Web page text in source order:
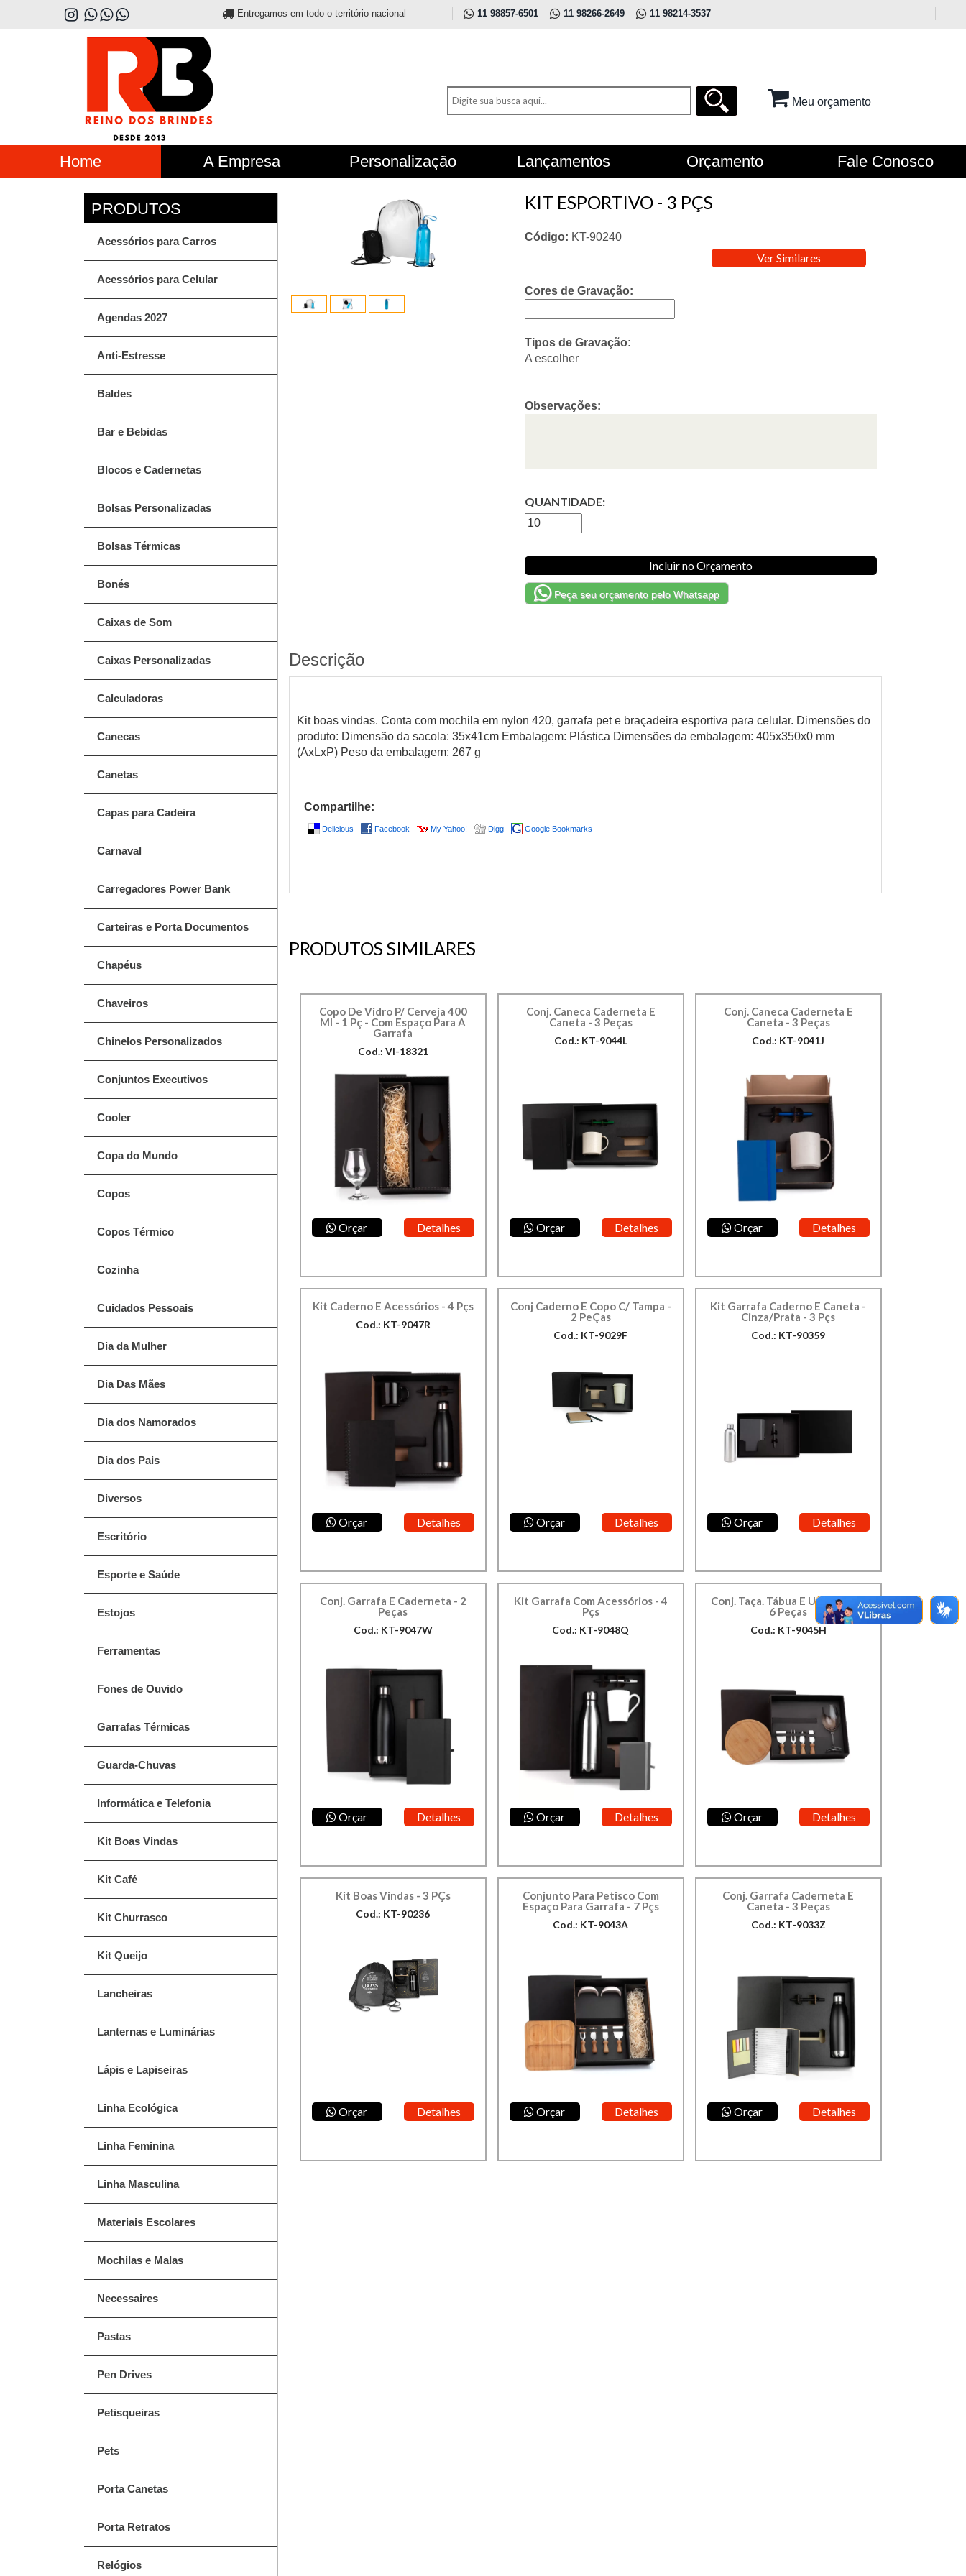
Entregamos em todo o território nacional 11 98857-6501 11 98266-2649 11 98214-3537
Meu orçamento
Home A Empresa Personalização Lançamentos Orçamento Fale Conosco
Acessórios para Carros
Acessórios para Celular
Agendas 2027
Anti-Estresse
Baldes
Bar e Bebidas
Blocos e Cadernetas
Bolsas Personalizadas
Bolsas Térmicas
Bonés
Caixas de Som
Caixas Personalizadas
Calculadoras
Canecas
Canetas
Capas para Cadeira
Carnaval
Carregadores Power Bank
Carteiras e Porta Documentos
Chapéus
Chaveiros
Chinelos Personalizados
Conjuntos Executivos
Cooler
Copa do Mundo
Copos
Copos Térmico
Cozinha
Cuidados Pessoais
Dia da Mulher
Dia Das Mães
Dia dos Namorados
Dia dos Pais
Diversos
Escritório
Esporte e Saúde
Estojos
Ferramentas
Fones de Ouvido
Garrafas Térmicas
Guarda-Chuvas
Informática e Telefonia
Kit Boas Vindas
Kit Café
Kit Churrasco
Kit Queijo
Lancheiras
Lanternas e Luminárias
Lápis e Lapiseiras
Linha Ecológica
Linha Feminina
Linha Masculina
Materiais Escolares
Mochilas e Malas
Necessaires
Pastas
Pen Drives
Petisqueiras
Pets
Porta Canetas
Porta Retratos
Relógios
KIT ESPORTIVO - 3 PÇS
Código: KT-90240
Ver Similares
Cores de Gravação:
Tipos de Gravação:
A escolher
Observações:
QUANTIDADE:
Incluir no Orçamento
Peça seu orçamento pelo Whatsapp
Descrição
Kit boas vindas. Conta com mochila em nylon 420, garrafa pet e braçadeira esportiva para celular. Dimensões do
produto: Dimensão da sacola: 35x41cm Embalagem: Plástica Dimensões da embalagem: 405x350x0 mm
(AxLxP) Peso da embalagem: 267 g
Compartilhe:
Delicious Facebook My Yahoo! Digg Google Bookmarks
PRODUTOS SIMILARES
Copo De Vidro P/ Cerveja 400
Ml - 1 Pç - Com Espaço Para A
Garrafa
Cod.: VI-18321
Orçar Detalhes
Conj. Caneca Caderneta E
Caneta - 3 Peças
Cod.: KT-9044L
Orçar Detalhes
Conj. Caneca Caderneta E
Caneta - 3 Peças
Cod.: KT-9041J
Orçar Detalhes
Kit Caderno E Acessórios - 4 Pçs
Cod.: KT-9047R
Orçar Detalhes
Conj Caderno E Copo C/ Tampa -
2 PeÇas
Cod.: KT-9029F
Orçar Detalhes
Kit Garrafa Caderno E Caneta -
Cinza/Prata - 3 Pçs
Cod.: KT-90359
Orçar Detalhes
Conj. Garrafa E Caderneta - 2
Peças
Cod.: KT-9047W
Orçar Detalhes
Kit Garrafa Com Acessórios - 4
Pçs
Cod.: KT-9048Q
Orçar Detalhes
Conj. Taça. Tábua E Utensilios -
6 Peças
Cod.: KT-9045H
Orçar Detalhes
Kit Boas Vindas - 3 PÇs
Cod.: KT-90236
Orçar Detalhes
Conjunto Para Petisco Com
Espaço Para Garrafa - 7 Pçs
Cod.: KT-9043A
Orçar Detalhes
Conj. Garrafa Caderneta E
Caneta - 3 Peças
Cod.: KT-9033Z
Orçar Detalhes